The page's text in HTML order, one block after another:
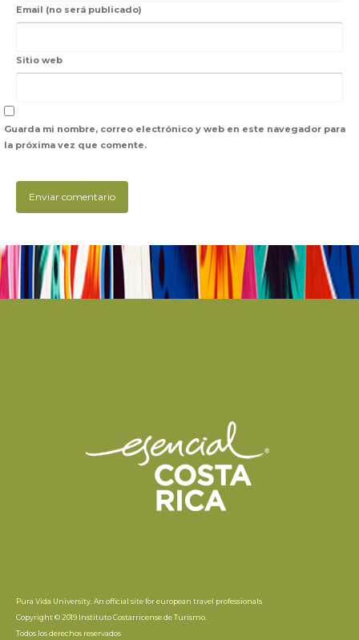
Email (no será publicado)
Sitio web
Guarda mi nombre, correo electrónico y web en este navegador para
la próxima vez que comente.
Pura Vida University. An official site for european travel professionals
Copyright © 2019 Instituto Costarricense de Turismo.
Todos los derechos reservados